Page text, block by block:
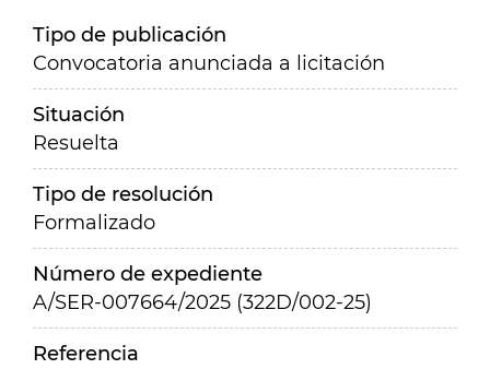
Tipo de publicación
Convocatoria anunciada a licitación
Situación
Resuelta
Tipo de resolución
Formalizado
Número de expediente
A/SER-007664/2025 (322D/002-25)
Referencia